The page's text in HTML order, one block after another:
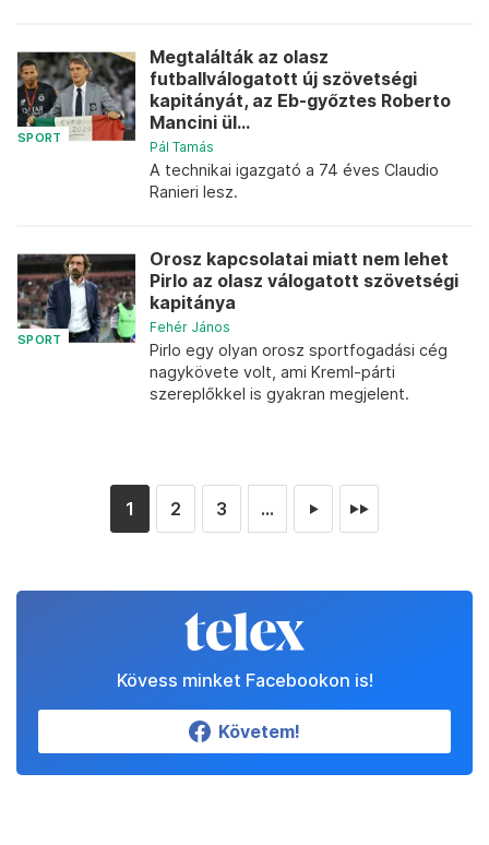
SPORT
Megtalálták az olasz
futballválogatott új szövetségi
kapitányát, az Eb-győztes Roberto
Mancini ül...
Pál Tamás
A technikai igazgató a 74 éves Claudio
Ranieri lesz.
SPORT
Orosz kapcsolatai miatt nem lehet
Pirlo az olasz válogatott szövetségi
kapitánya
Fehér János
Pirlo egy olyan orosz sportfogadási cég
nagykövete volt, ami Kreml-párti
szereplőkkel is gyakran megjelent.
1 2 3 ... ► ►►
Kövess minket Facebookon is!
Követem!